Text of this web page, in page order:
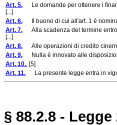
Art. 5. Le domande per ottenere i
[...]
Art. 6. Il buono di cui all'art. 1 è
Art. 7. Alla scadenza del termine entro
[...]
Art. 8. Alle operazioni di credito
Art. 9. Nulla è innovato alle
Art. 10. [5]
Art. 11. La presente legge entra in
§ 88.2.8 -